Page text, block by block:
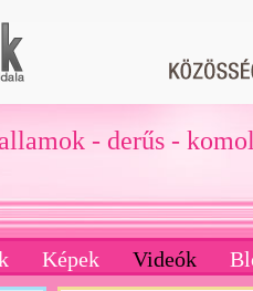
- derűs -
Képek Videók